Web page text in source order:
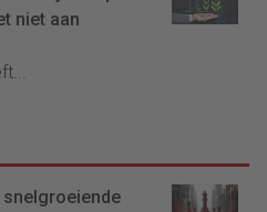
niet aan
snelgroeiende